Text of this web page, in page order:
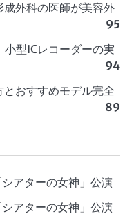
外科の医師が美容外
95
小型ICレコーダーの実
94
おすすめモデル完全
89
アターの女神」公演
アターの女神」公演